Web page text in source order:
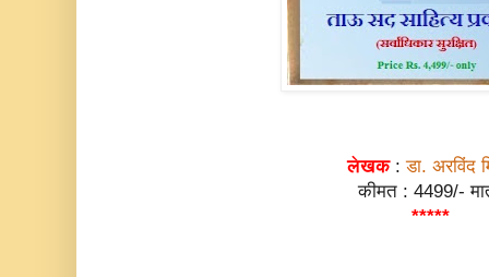
लेखक:डा. अरविंद
कीमत : 4499/-
*****